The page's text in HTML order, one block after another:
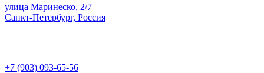
улица Маринеско, 2/7
Санкт-Петербург, Россия
+7 (903) 093-65-56